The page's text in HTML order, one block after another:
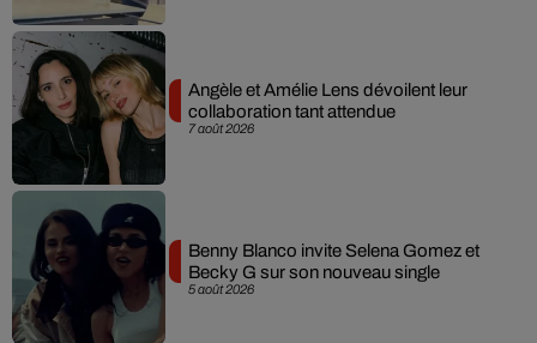
7 août 2026
Angèle et Amélie Lens dévoilent leur
collaboration tant attendue
5 août 2026
Benny Blanco invite Selena Gomez et
Becky G sur son nouveau single